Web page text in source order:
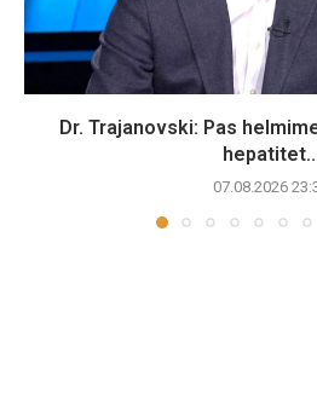
Dr. Trajanovski: Pas
07.08.2026